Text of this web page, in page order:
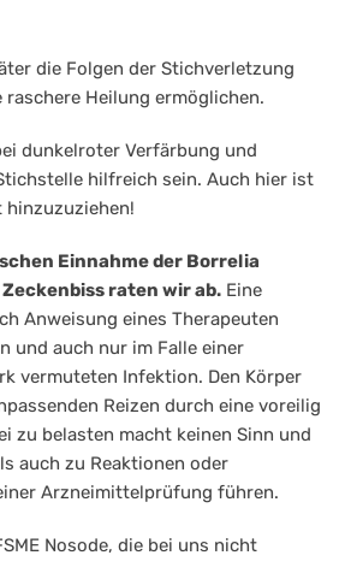
die Folgen der Stichverletzung
Heilung ermöglichen.
dunkelroter Verfärbung und
hilfreich sein. Auch hier ist
Einnahme der Borrelia
raten wir ab. Eine
Anweisung eines Therapeuten
und auch nur im Falle einer
vermuteten Infektion. Den Körper
Reizen durch eine voreilig
zu belasten macht keinen Sinn und
auch zu Reaktionen oder
Arzneimittelprüfung führen.
Nosode, die bei uns nicht